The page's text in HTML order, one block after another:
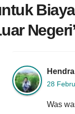
Negeri
28
Was